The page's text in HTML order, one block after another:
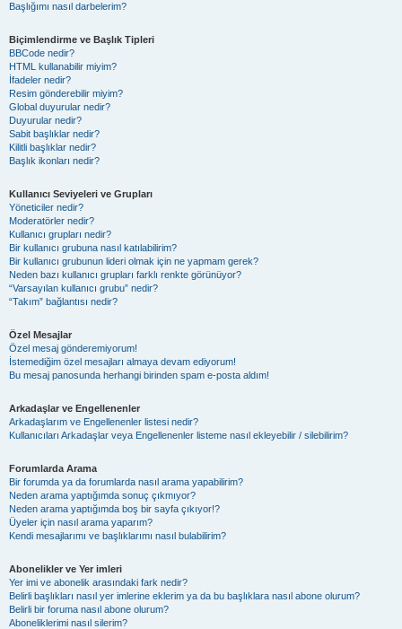
Başlığımı nasıl darbelerim?
Biçimlendirme ve Başlık Tipleri
BBCode nedir?
HTML kullanabilir miyim?
İfadeler nedir?
Resim gönderebilir miyim?
Global duyurular nedir?
Duyurular nedir?
Sabit başlıklar nedir?
Kilitli başlıklar nedir?
Başlık ikonları nedir?
Kullanıcı Seviyeleri ve Grupları
Yöneticiler nedir?
Moderatörler nedir?
Kullanıcı grupları nedir?
Bir kullanıcı grubuna nasıl katılabilirim?
Bir kullanıcı grubunun lideri olmak için ne yapmam gerek?
Neden bazı kullanıcı grupları farklı renkte görünüyor?
“Varsayılan kullanıcı grubu” nedir?
“Takım” bağlantısı nedir?
Özel Mesajlar
Özel mesaj gönderemiyorum!
İstemediğim özel mesajları almaya devam ediyorum!
Bu mesaj panosunda herhangi birinden spam e-posta aldım!
Arkadaşlar ve Engellenenler
Arkadaşlarım ve Engellenenler listesi nedir?
Kullanıcıları Arkadaşlar veya Engellenenler listeme nasıl ekleyebilir / silebilirim?
Forumlarda Arama
Bir forumda ya da forumlarda nasıl arama yapabilirim?
Neden arama yaptığımda sonuç çıkmıyor?
Neden arama yaptığımda boş bir sayfa çıkıyor!?
Üyeler için nasıl arama yaparım?
Kendi mesajlarımı ve başlıklarımı nasıl bulabilirim?
Abonelikler ve Yer imleri
Yer imi ve abonelik arasındaki fark nedir?
Belirli başlıkları nasıl yer imlerine eklerim ya da bu başlıklara nasıl abone olurum?
Belirli bir foruma nasıl abone olurum?
Aboneliklerimi nasıl silerim?